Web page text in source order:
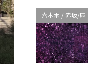
六本木 / 赤坂/麻
布台